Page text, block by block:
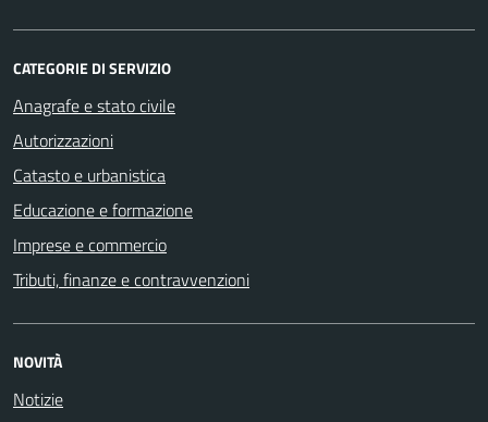
CATEGORIE DI SERVIZIO
Anagrafe e stato civile
Autorizzazioni
Catasto e urbanistica
Educazione e formazione
Imprese e commercio
Tributi, finanze e contravvenzioni
NOVITÀ
Notizie